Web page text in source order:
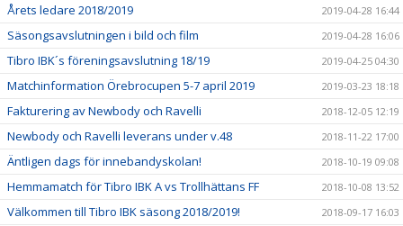
Årets ledare 2018/2019 2019-04-28 16:44
Säsongsavslutningen i bild och film 2019-04-28 16:06
Tibro IBK´s föreningsavslutning 18/19 2019-04-25 04:30
Matchinformation Örebrocupen 5-7 april 2019 2019-03-23 18:18
Fakturering av Newbody och Ravelli 2018-12-05 12:19
Newbody och Ravelli leverans under v.48 2018-11-22 17:00
Äntligen dags för innebandyskolan! 2018-10-19 09:08
Hemmamatch för Tibro IBK A vs Trollhättans FF 2018-10-08 13:52
Välkommen till Tibro IBK säsong 2018/2019! 2018-09-17 16:03